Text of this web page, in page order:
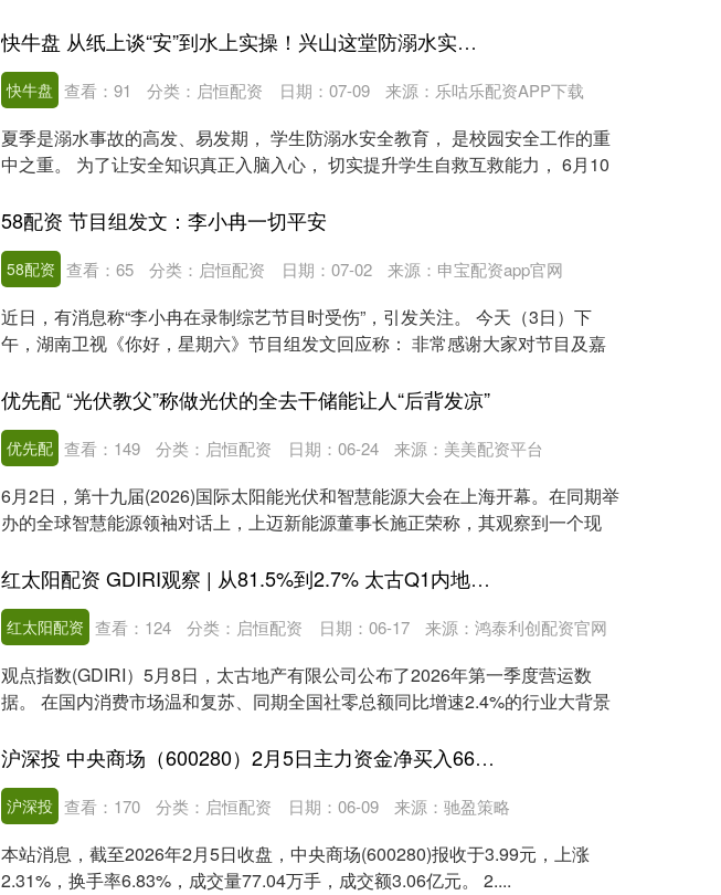
快牛盘 从纸上谈“安”到水上实操！兴山这堂防溺水实景课太扎实了
快牛盘 日期：07-09 来源：乐咕乐配资APP下载
查看： 91 分类： 启恒配资
夏季是溺水事故的高发、易发期， 学生防溺水安全教育， 是校园安全工作的重
中之重。 为了让安全知识真正入脑入心， 切实提升学生自救互救能力， 6月10
58配资 节目组发文：李小冉一切平安
58配资 日期：07-02 来源：申宝配资app官网
查看： 65 分类： 启恒配资
近日，有消息称“李小冉在录制综艺节目时受伤”，引发关注。 今天（3日）下
午，湖南卫视《你好，星期六》节目组发文回应称： 非常感谢大家对节目及嘉
优先配 “光伏教父”称做光伏的全去干储能让人“后背发凉”
优先配 日期：06-24 来源：美美配资平台
查看： 149 分类： 启恒配资
6月2日，第十九届(2026)国际太阳能光伏和智慧能源大会在上海开幕。在同期举
办的全球智慧能源领袖对话上，上迈新能源董事长施正荣称，其观察到一个现
红太阳配资 GDIRI观察 | 从81.5%到2.7% 太古Q1内地零售全面正增长但有分化
红太阳配资 日期：06-17 来源：鸿泰利创配资官网
查看： 124 分类： 启恒配资
观点指数(GDIRI）5月8日，太古地产有限公司公布了2026年第一季度营运数
据。 在国内消费市场温和复苏、同期全国社零总额同比增速2.4%的行业大背景
沪深投 中央商场（600280）2月5日主力资金净买入665.82万元
沪深投 日期：06-09 来源：驰盈策略
查看： 170 分类： 启恒配资
本站消息，截至2026年2月5日收盘，中央商场(600280)报收于3.99元，上涨
2.31%，换手率6.83%，成交量77.04万手，成交额3.06亿元。 2....